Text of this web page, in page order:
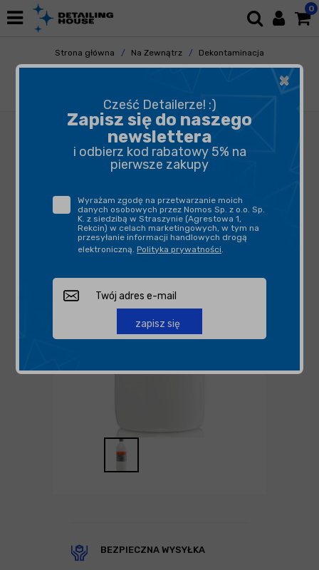
0
Strona główna Na Zewnątrz
Dekontaminacja
Usuwanie Smoły i Kleju
BEZPIECZNA WYSYŁKA
×
Cześć Detailerze! :)
Zapisz się do naszego
newslettera
i odbierz kod rabatowy 5% na
pierwsze zakupy
Wyrażam zgodę na przetwarzanie moich
danych osobowych przez Nomos Sp. z o.o. Sp.
K. z siedzibą w Straszynie (Agrestowa 1,
Rekcin) w celach marketingowych, w tym na
przesyłanie informacji handlowych drogą
elektroniczną. Polityka prywatności.
zapisz się